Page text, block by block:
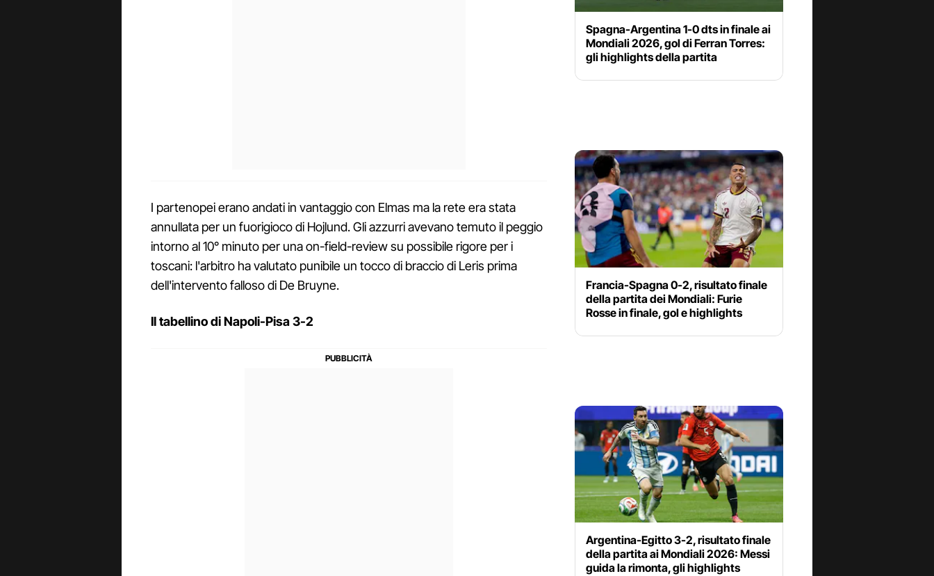
I partenopei erano andati in vantaggio con Elmas ma la rete era stata
annullata per un fuorigioco di Hojlund. Gli azzurri avevano temuto il peggio
intorno al 10° minuto per una on-field-review su possibile rigore per i
toscani: l'arbitro ha valutato punibile un tocco di braccio di Leris prima
dell'intervento falloso di De Bruyne.
Il tabellino di Napoli-Pisa 3-2
Spagna-Argentina 1-0 dts in finale ai
Mondiali 2026, gol di Ferran Torres:
gli highlights della partita
Francia-Spagna 0-2, risultato finale
della partita dei Mondiali: Furie
Rosse in finale, gol e highlights
Argentina-Egitto 3-2, risultato finale
della partita ai Mondiali 2026: Messi
guida la rimonta, gli highlights